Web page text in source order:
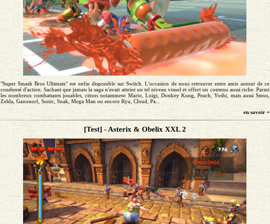
"Super Smash Bros Ultimate" est enfin disponible sur Switch. L'occasion de nous retrouver entre amis autour de ce
condensé d'action. Sachant que jamais la saga n'avait atteint un tel niveau visuel et offert un contenu aussi riche. Parmi
les nombreux combattants jouables, citons notamment Mario, Luigi, Donkey Kong, Peach, Yoshi, mais aussi Smus,
Zelda, Ganonorf, Sonic, Snak, Mega Man ou encore Ryu, Cloud, Pa...
en savoir +
[Test] - Asterix & Obelix XXL 2